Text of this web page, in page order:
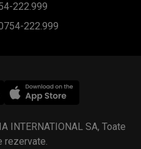
222.999
222.999
INTERNATIONAL SA, Toate
rezervate.